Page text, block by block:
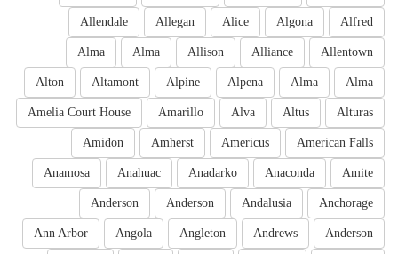
Alfred
Algona
Alice
Allegan
Allendale
Allentown
Alliance
Allison
Alma
Alma
Alma
Alma
Alpena
Alpine
Altamont
Alton
Alturas
Altus
Alva
Amarillo
Amelia Court House
American Falls
Americus
Amherst
Amidon
Amite
Anaconda
Anadarko
Anahuac
Anamosa
Anchorage
Andalusia
Anderson
Anderson
Anderson
Andrews
Angleton
Angola
Ann Arbor